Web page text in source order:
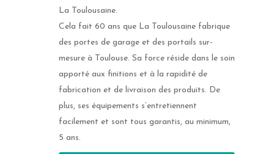
La Toulousaine.
Cela fait 60 ans que La Toulousaine fabrique
des portes de garage et des portails sur-
mesure à Toulouse. Sa force réside dans le soin
apporté aux finitions et à la rapidité de
fabrication et de livraison des produits. De
plus, ses équipements s’entretiennent
facilement et sont tous garantis, au minimum,
5 ans.
Fenêtre
Fenêtre mixtes
Portail et
Portail battant
Porte d’entrée